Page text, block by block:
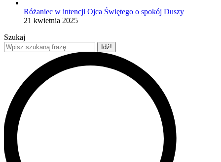
Różaniec w intencji Ojca Świętego o spokój Duszy
21 kwietnia 2025
Szukaj
Szukaj: